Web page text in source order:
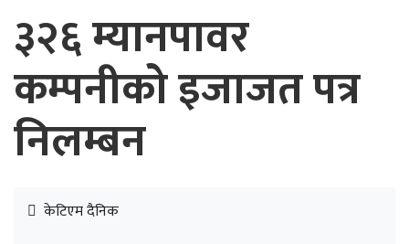
३२६ म्यानपावर
कम्पनीको इजाजत पत्र
निलम्बन
केटिएम दैनिक